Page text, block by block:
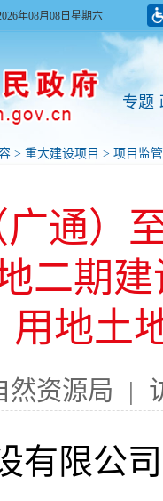
年08月08日星期六
专题
> 重大建设项目 > 项目监
广通）
二期
用地土
然资源局 |
有限公